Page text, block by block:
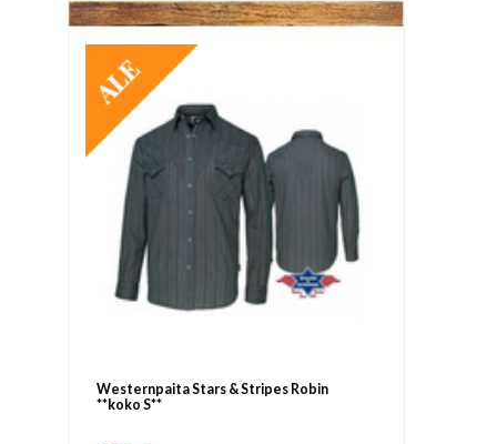
Westernpaita Stars & Stripes Robin
**koko S**